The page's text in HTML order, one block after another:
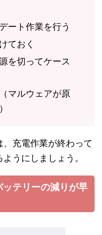
ート作業を行う
ておく
を切ってケース
マルウェアが原
充電作業が終わって
うにしましょう。
テリーの減りが早